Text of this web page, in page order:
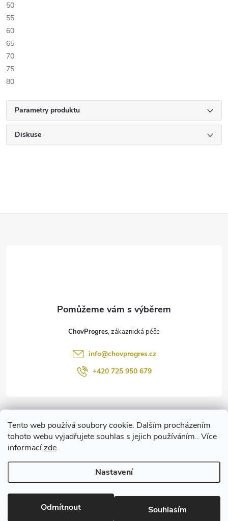
Tento web používá soubory cookie. Dalším procházením
tohoto webu vyjadřujete souhlas s jejich používáním.. Více
informacízde.
Nastavení
Odmítnout Souhlasím
50
55
60
65
70
75
80
Parametry produktu
Diskuse
ChovProgres
info@chovprogres.cz
+420 725 950 679
Copyright 2026ChovProgres.cz. Všechna práva vyhrazena.Upravit
nastavení cookies